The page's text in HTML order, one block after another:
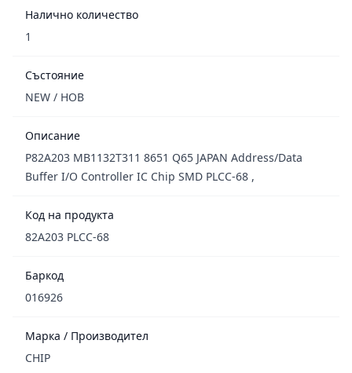
Налично количество
1
Състояние
NEW / НОВ
Описание
P82A203 MB1132T311 8651 Q65 JAPAN Address/Data
Buffer I/O Controller IC Chip SMD PLCC-68 ,
Код на продукта
82A203 PLCC-68
Баркод
016926
Марка / Производител
CHIP